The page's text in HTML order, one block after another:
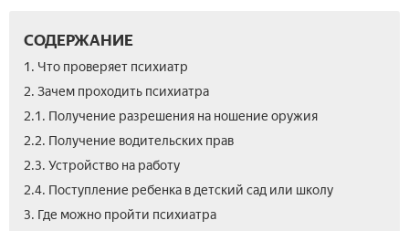
СОДЕРЖАНИЕ
1. Что проверяет психиатр
2. Зачем проходить психиатра
2.1. Получение разрешения на ношение оружия
2.2. Получение водительских прав
2.3. Устройство на работу
2.4. Поступление ребенка в детский сад или школу
3. Где можно пройти психиатра